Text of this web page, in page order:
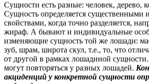
Сущности есть разные: человек, дерево,
Сущность определяется существенными
свойствами, когда точно разделяется,
жираф. А бывают и индивидуальные
изменяющие сущность той же лошади:
зуб, шрам, широта скул, т.е., то, что
от другой в рамках лошадиной
могут повторяться у разных лошадей.
акциденций у конкретной сущности